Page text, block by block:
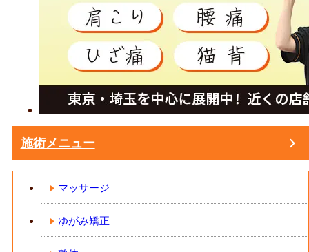
施術メニュー
マッサージ
ゆがみ矯正